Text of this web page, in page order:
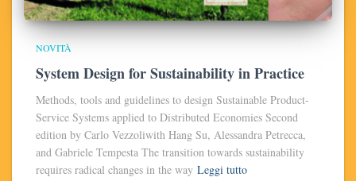
NOVITÀ
System Design for Sustainability in Practice
Methods, tools and guidelines to design Sustainable Product-
Service Systems applied to Distributed Economies Second
edition by Carlo Vezzoliwith Hang Su, Alessandra Petrecca,
and Gabriele Tempesta The transition towards sustainability
requires radical changes in the way Leggi tutto